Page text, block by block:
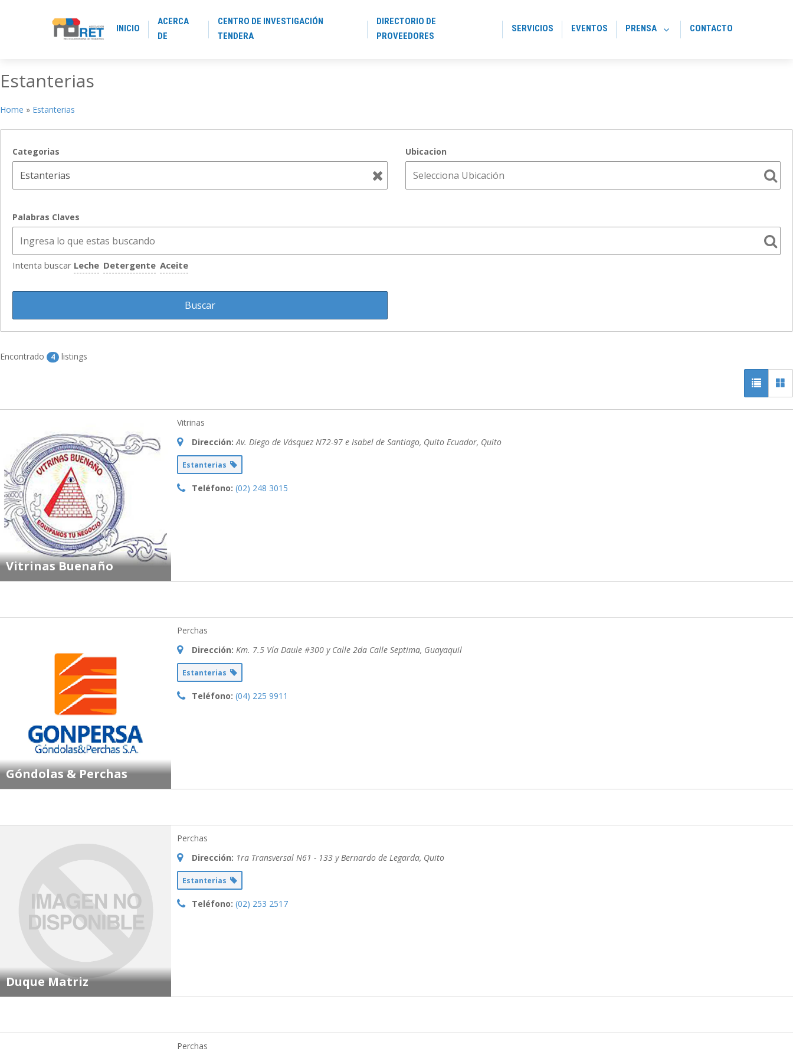
INICIO
ACERCA
DE
CENTRO DE INVESTIGACIÓN
TENDERA
DIRECTORIO DE
PROVEEDORES
SERVICIOS EVENTOS PRENSA CONTACTO
Estanterias
Home » Estanterias
Categorias Ubicacion
Palabras Claves
Intenta buscar Leche Detergente Aceite
Encontrado 4 listings
Vitrinas Buenaño
Vitrinas
Dirección: Av. Diego de Vásquez N72-97 e Isabel de Santiago, Quito Ecuador, Quito
Estanterias
Teléfono: (02) 248 3015
Góndolas & Perchas
Perchas
Dirección: Km. 7.5 Vía Daule #300 y Calle 2da Calle Septima, Guayaquil
Estanterias
Teléfono: (04) 225 9911
Duque Matriz
Perchas
Dirección: 1ra Transversal N61 - 133 y Bernardo de Legarda, Quito
Estanterias
Teléfono: (02) 253 2517
Perchas